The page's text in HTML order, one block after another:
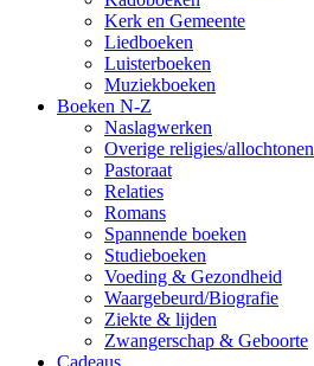
Kerk en Gemeente
Liedboeken
Luisterboeken
Muziekboeken
Boeken N-Z
Naslagwerken
Overige religies/allochtonen
Pastoraat
Relaties
Romans
Spannende boeken
Studieboeken
Voeding & Gezondheid
Waargebeurd/Biografie
Ziekte & lijden
Zwangerschap & Geboorte
Cadeaus